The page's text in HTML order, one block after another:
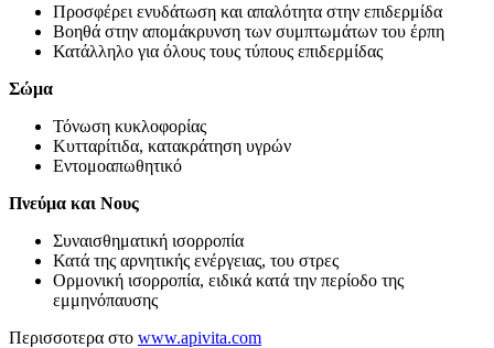
Προσφέρει ενυδάτωση και απαλότητα στην επιδερμίδα
Βοηθά στην απομάκρυνση των συμπτωμάτων του έρπη
Κατάλληλο για όλους τους τύπους επιδερμίδας
Σώμα
Τόνωση κυκλοφορίας
Κυτταρίτιδα, κατακράτηση υγρών
Εντομοαπωθητικό
Πνεύμα και Νους
Συναισθηματική ισορροπία
Κατά της αρνητικής ενέργειας, του στρες
Ορμονική ισορροπία, ειδικά κατά την περίοδο της
εμμηνόπαυσης
Περισσοτερα στο www.apivita.com